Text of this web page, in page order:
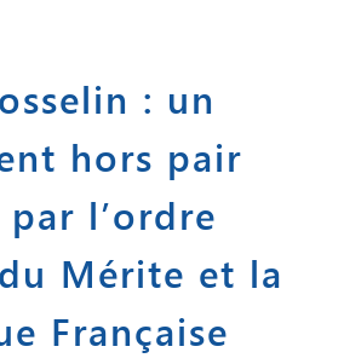
: un
hors pair
l’ordre
Mérite et la
Française